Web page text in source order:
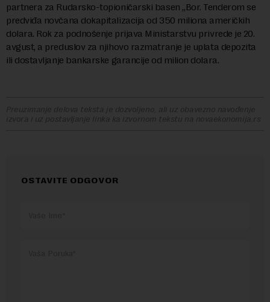
partnera za Rudarsko-topioničarski basen „Bor. Tenderom se
predviđa novčana dokapitalizacija od 350 miliona američkih
dolara. Rok za podnošenje prijava Ministarstvu privrede je 20.
avgust, a preduslov za njihovo razmatranje je uplata depozita
ili dostavljanje bankarske garancije od milion dolara.
Preuzimanje delova teksta je dozvoljeno, ali uz obavezno navođenje
izvora i uz postavljanje linka ka izvornom tekstu na novaekonomija.rs
OSTAVITE ODGOVOR